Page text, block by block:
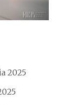
2025